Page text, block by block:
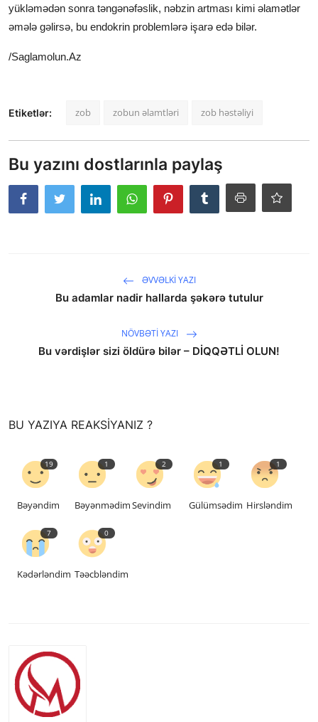
yükləmədən sonra təngənəfəslik, nəbzin artması kimi əlamətlər
əmələ gəlirsə, bu endokrin problemlərə işarə edə bilər.
/Saglamolun.Az
Etiketlər: zob zobun əlamtləri zob həstəliyi
Bu yazını dostlarınla paylaş
ƏVVƏLKI YAZI
Bu adamlar nadir hallarda şəkərə tutulur
NÖVBƏTI YAZI
Bu vərdişlər sizi öldürə bilər – DİQQƏTLİ OLUN!
BU YAZIYA REAKSIYANIZ ?
19
Bəyəndim
1
Bəyənmədim
2
Sevindim
1
Gülümsədim
1
Hirsləndim
7
Kədərləndim
0
Təəcbləndim